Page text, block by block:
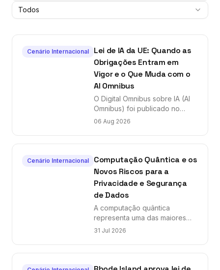
Todos
Cenário Internacional
Lei de IA da UE: Quando as
Obrigações Entram em
Vigor e o Que Muda com o
AI Omnibus
O Digital Omnibus sobre IA (AI
Omnibus) foi publicado no
diário oficial da União Europeia,
aplicação da Lei de IA da UE (AI
janelas de prazo para
organizações que
desenvolvem ou utilizam
sistemas de inteligência
artificial. As obrigações de
transparência da Lei de IA
passam a ser aplicáveis a partir
de 2 de agosto de 2026,
organizações que utilizam IA
generativa, incluindo aquelas
com chatbots de marca própria.
06 Aug 2026
Cenário Internacional
Computação Quântica e os
Novos Riscos para a
Privacidade e Segurança
de Dados
A computação quântica
representa uma das maiores
ameaças emergentes à
privacidade de dados no
segurança cibernética alertam
31 Jul 2026